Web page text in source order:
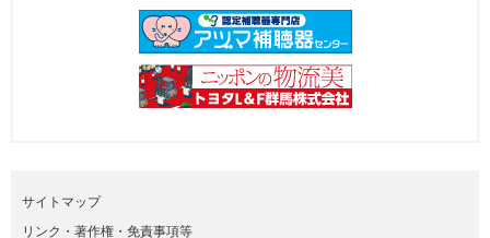
サイトマップ
リンク・著作権・免責事項等